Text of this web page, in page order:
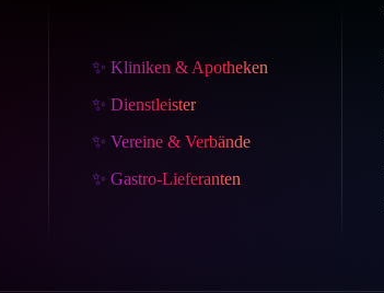
✨ Kliniken & Apotheken
✨ Dienstleister
✨ Vereine & Verbände
✨ Gastro-Lieferanten